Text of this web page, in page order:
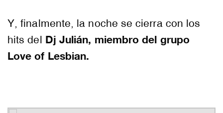
Y, finalmente, la noche se cierra con los
hits del Dj Julián, miembro del grupo
Love of Lesbian.